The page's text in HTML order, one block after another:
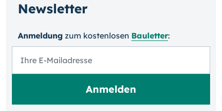
Newsletter
Anmeldung zum kosten­losen Bauletter: